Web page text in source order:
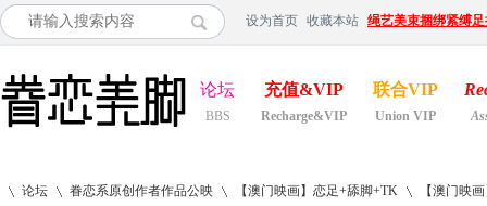
设为首页 收藏本站 绳艺美束捆绑紧缚
论坛
BBS
充值&VIP
Recharge&VIP
联合VIP
Union VIP
论坛 眷恋系原创作者作品公映 【澳门映画】恋足+舔脚+TK 【澳门映